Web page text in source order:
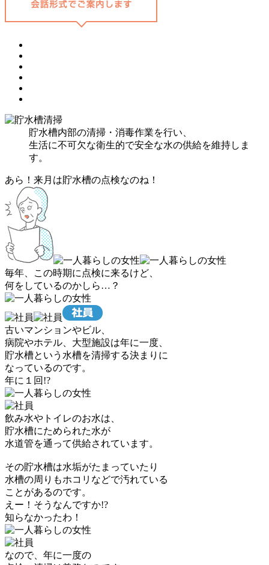
貯水槽内部の清掃・消毒作業を行い、
生活に不可欠な衛生的で安全な水の供給を維持しま
す。
あら！来月は貯水槽の点検なのね！
毎年、この時期に点検に来るけど、
何をしているのかしら…？
古いマンションやビル、
病院やホテル、大型施設は年に一度、
貯水槽という水槽を清掃する決まりに
なっているのです。
年に１回!?
飲み水やトイレのお水は、
貯水槽にためられた水が
水道管を通って供給されています。
その貯水槽は水垢がたまっていたり
水槽の周りもホコリなどで汚れている
ことがあるのです。
えー！そうなんですか!?
知らなかったわ！
なので、年に一度の